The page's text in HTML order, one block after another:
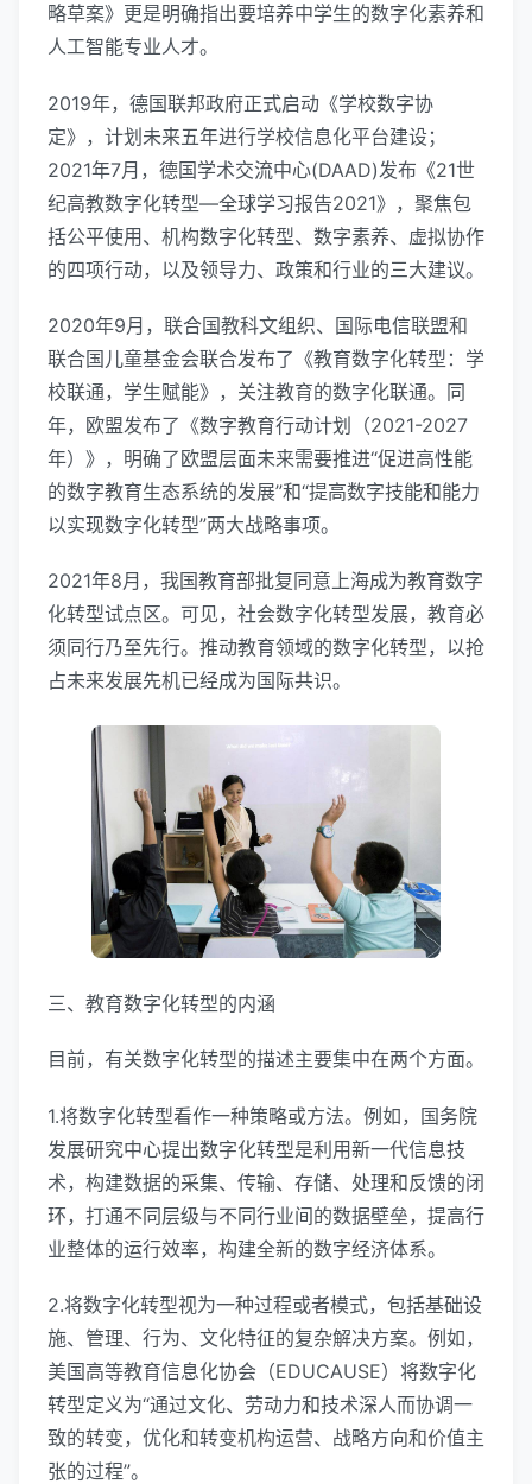
略草案》更是明确指出要培养中学生的数字化素养和
人工智能专业人才。
2019年，德国联邦政府正式启动《学校数字协
定》，计划未来五年进行学校信息化平台建设；
2021年7月，德国学术交流中心(DAAD)发布《21世
纪高教数字化转型—全球学习报告2021》，聚焦包
括公平使用、机构数字化转型、数字素养、虚拟协作
的四项行动，以及领导力、政策和行业的三大建议。
2020年9月，联合国教科文组织、国际电信联盟和
联合国儿童基金会联合发布了《教育数字化转型：学
校联通，学生赋能》，关注教育的数字化联通。同
年，欧盟发布了《数字教育行动计划（2021-2027
年）》，明确了欧盟层面未来需要推进“促进高性能
的数字教育生态系统的发展”和“提高数字技能和能力
以实现数字化转型”两大战略事项。
2021年8月，我国教育部批复同意上海成为教育数字
化转型试点区。可见，社会数字化转型发展，教育必
须同行乃至先行。推动教育领域的数字化转型，以抢
占未来发展先机已经成为国际共识。
三、教育数字化转型的内涵
目前，有关数字化转型的描述主要集中在两个方面。
1.将数字化转型看作一种策略或方法。例如，国务院
发展研究中心提出数字化转型是利用新一代信息技
术，构建数据的采集、传输、存储、处理和反馈的闭
环，打通不同层级与不同行业间的数据壁垒，提高行
业整体的运行效率，构建全新的数字经济体系。
2.将数字化转型视为一种过程或者模式，包括基础设
施、管理、行为、文化特征的复杂解决方案。例如，
美国高等教育信息化协会（EDUCAUSE）将数字化
转型定义为“通过文化、劳动力和技术深人而协调一
致的转变，优化和转变机构运营、战略方向和价值主
张的过程”。